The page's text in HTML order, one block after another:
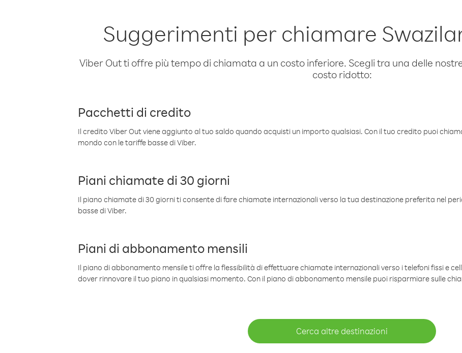
Suggerimenti per chiamare
Viber Out ti offre più tempo di chiamata a un costo inferiore. Scegli tra una delle
costo ridotto:
Pacchetti di credito
Il credito Viber Out viene aggiunto al tuo saldo quando acquisti un importo qualsiasi. Con il tuo credito puoi
mondo con le tariffe basse di Viber.
Piani chiamate di 30 giorni
Il piano chiamate di 30 giorni ti consente di fare chiamate internazionali verso la tua destinazione preferita nel
basse di Viber.
Piani di abbonamento mensili
Il piano di abbonamento mensile ti offre la flessibilità di effettuare chiamate internazionali verso i telefoni fissi e
dover rinnovare il tuo piano in qualsiasi momento. Con il piano di abbonamento mensile puoi risparmiare sulle
Cerca altre destinazioni